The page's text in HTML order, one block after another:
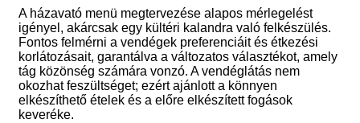
A házavató menü megtervezése alapos mérlegelést
igényel, akárcsak egy kültéri kalandra való felkészülés.
Fontos felmérni a vendégek preferenciáit és étkezési
korlátozásait, garantálva a változatos választékot, amely
tág közönség számára vonzó. A vendéglátás nem
okozhat feszültséget; ezért ajánlott a könnyen
elkészíthető ételek és a előre elkészített fogások
keveréke.